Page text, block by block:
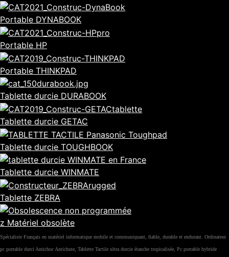
Portable DYNABOOK
Portable HP
Portable THINKPAD
Tablette durcie DURABOOK
Tablette durcie GETAC
Tablette durcie TOUGHBOOK
Tablette durcie WINMATE
Tablette ZEBRA
z Matériel obsolète
Spécialiste Français en matériel informatique mobile et communiquant, fiable, durable et endurant. Ordinateur
pc portable durci Antichoc Antichute, Tablette Tactile ultra durcie étanche tropicalisée, Pc portable hybride